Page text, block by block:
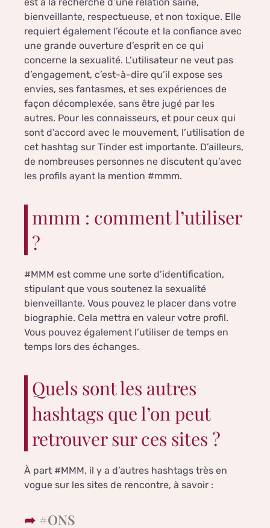
bienveillante, respectueuse, et non toxique. Elle
requiert également l’écoute et la confiance avec
une grande ouverture d’esprit en ce qui
concerne la sexualité. L’utilisateur ne veut pas
d’engagement, c’est-à-dire qu’il expose ses
envies, ses fantasmes, et ses expériences de
façon décomplexée, sans être jugé par les
autres. Pour les connaisseurs, et pour ceux qui
sont d’accord avec le mouvement, l’utilisation de
cet hashtag sur Tinder est importante. D’ailleurs,
de nombreuses personnes ne discutent qu’avec
les profils ayant la mention #mmm.
mmm : comment l’utiliser
?
#MMM est comme une sorte d’identification,
stipulant que vous soutenez la sexualité
bienveillante. Vous pouvez le placer dans votre
biographie. Cela mettra en valeur votre profil.
Vous pouvez également l’utiliser de temps en
temps lors des échanges.
Quels sont les autres
hashtags que l’on peut
retrouver sur ces sites ?
À part #MMM, il y a d’autres hashtags très en
vogue sur les sites de rencontre, à savoir :
#ONS